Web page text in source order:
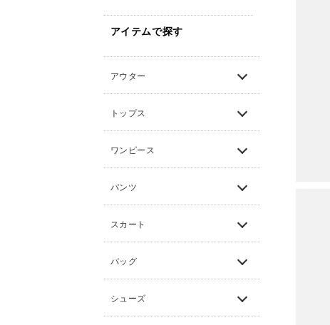
アイテムで探す
アウター
トップス
ワンピース
パンツ
スカート
バッグ
シューズ